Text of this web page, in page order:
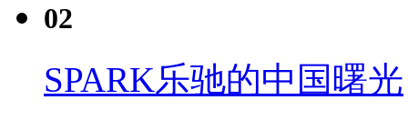
02
SPARK乐驰的中国曙光